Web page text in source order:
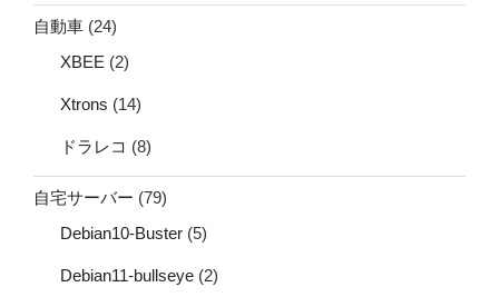
自動車 (24)
XBEE (2)
Xtrons (14)
ドラレコ (8)
自宅サーバー (79)
Debian10-Buster (5)
Debian11-bullseye (2)